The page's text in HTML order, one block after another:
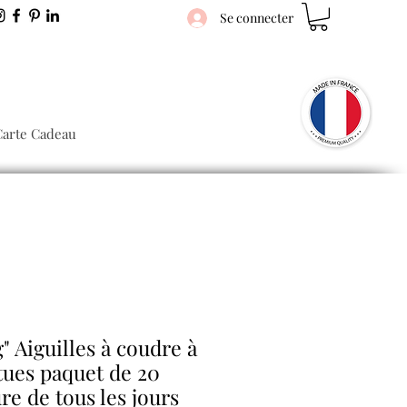
Se connecter
Cadeau
Aiguilles à coudre à
paquet de 20
de tous les jours